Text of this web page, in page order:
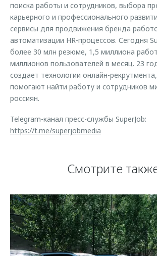
поиска работы и сотрудников, выбора
карьерного и профессионального
сервисы для продвижения бренда
автоматизации HR-процессов. Сегодня
более 30 млн резюме, 1,5 миллиона
миллионов пользователей в месяц. 23
создает технологии онлайн-
помогают найти работу и сотрудников
россиян.
Telegram-канал пресс-службы SuperJob:
https://t.me/superjobmedia
Смотрите